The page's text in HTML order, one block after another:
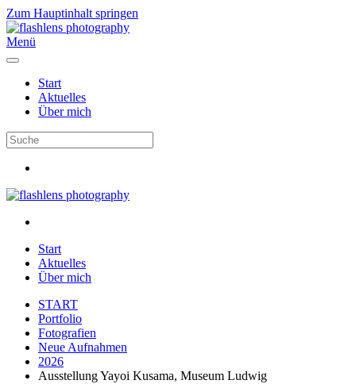
Zum Hauptinhalt springen
Menü
Start
Aktuelles
Über mich
Start
Aktuelles
Über mich
START
Portfolio
Fotografien
Neue Aufnahmen
2026
Ausstellung Yayoi Kusama, Museum Ludwig